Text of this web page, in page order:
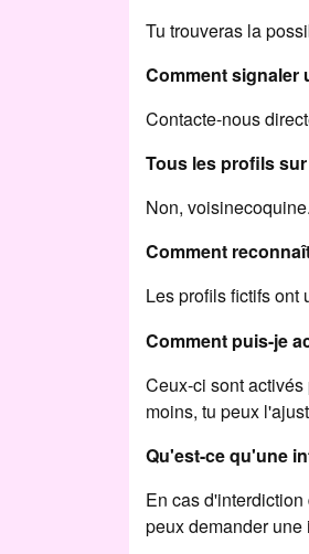
Tu trouveras la
Comment signaler
Contacte-nous
Tous les profils
Non,
Comment
Les profils fictifs ont
Comment puis-je
Ceux-ci sont
moins, tu peux
Qu'est-ce qu'une
En cas
peux demander